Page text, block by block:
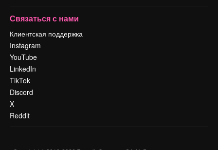
Связаться с нами
Клиентская поддержка
Instagram
YouTube
LinkedIn
TikTok
Discord
X
Reddit